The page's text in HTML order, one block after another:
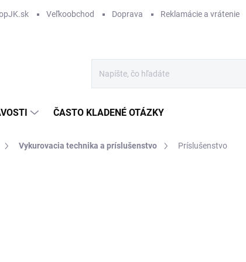
Veľkoobchod Doprava Reklamácie a vrátenie
ČASTO KLADENÉ OTÁZKY
Vykurovacia technika a príslušenstvo Príslušenstvo